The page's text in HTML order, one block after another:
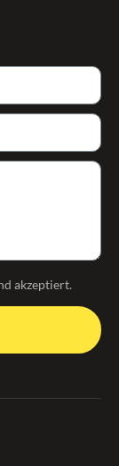
akzeptiert.